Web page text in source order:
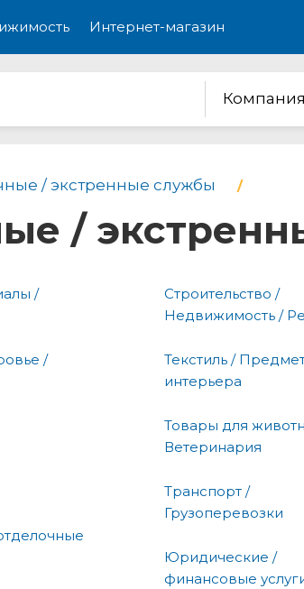
Интернет-магазин
/ экстренные службы
/
/
/
Строительство /
Недвижимость /
Текстиль /
интерьера
Товары для
Ветеринария
Транспорт /
Грузоперевозки
Юридические /
финансовые